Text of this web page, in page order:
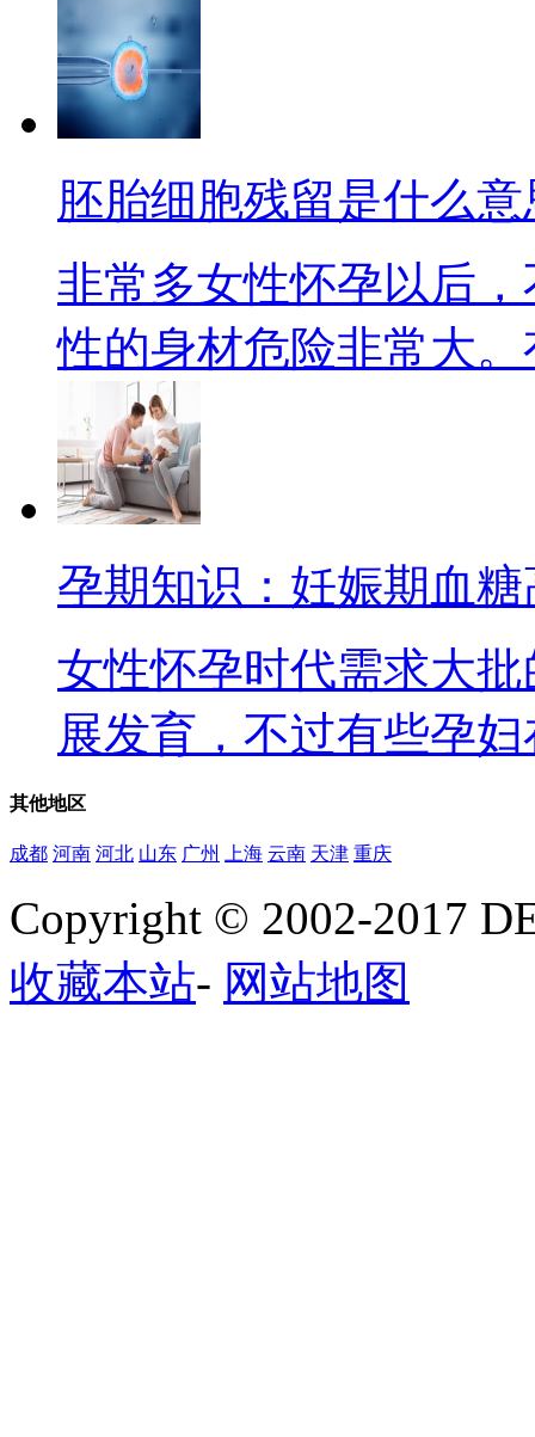
胚胎细胞残留是什么意
非常多女性怀孕以后
性的身材危险非常大。
孕期知识：妊娠期血
女性怀孕时代需求大
展发育，不过有些孕妇
其他地区
成都 河南 河北 山东 广州 上海 云南 天津 重庆
Copyright © 2002-2017
收藏本站- 网站地图